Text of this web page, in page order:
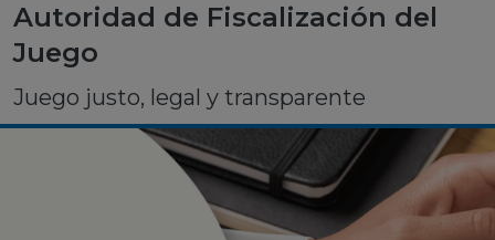
Autoridad de Fiscalización del
Juego
Juego justo, legal y transparente